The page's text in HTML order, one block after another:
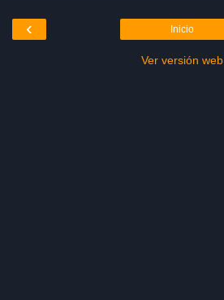
‹ Inicio
Ver versión web